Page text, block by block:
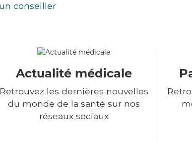
conseiller
Actualité médicale
Retrouvez les dernières nouvelles
du monde de la santé sur nos
réseaux sociaux